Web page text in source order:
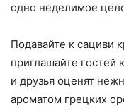
одно неделимое
Подавайте к сациви
приглашайте гостей
и друзья оценят
ароматом грецких